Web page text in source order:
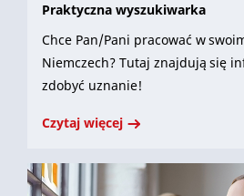
Praktyczna wyszukiwarka
Chce Pan/Pani pracować w
Niemczech? Tutaj znajdują się
zdobyć uznanie!
Czytaj więcej